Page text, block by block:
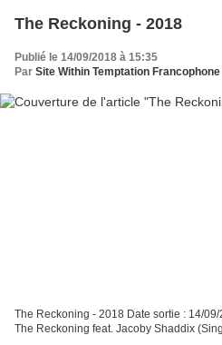
The Reckoning - 2018
Publié le 14/09/2018 à 15:35
Par Site Within Temptation Francophone
The Reckoning - 2018 Date sortie : 14/
The Reckoning feat. Jacoby Shaddix